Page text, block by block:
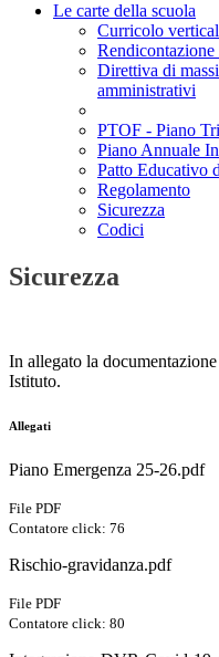
Le carte della scuola
Curricolo
Rendicontazione
Direttiva di
amministrativi
PTOF - Piano
Piano Annuale
Patto Educativo
Regolamento
Sicurezza
Codici
Sicurezza
In allegato la
Istituto.
Allegati
Piano Emergenza 25-26.pdf
File PDF
Contatore click: 76
Rischio-gravidanza.pdf
File PDF
Contatore click: 80